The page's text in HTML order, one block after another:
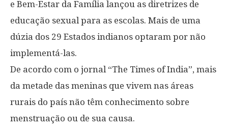
e Bem-Estar da Família lançou as diretrizes de
educação sexual para as escolas. Mais de uma
dúzia dos 29 Estados indianos optaram por não
implementá-las.
De acordo com o jornal “The Times of India”, mais
da metade das meninas que vivem nas áreas
rurais do país não têm conhecimento sobre
menstruação ou de sua causa.